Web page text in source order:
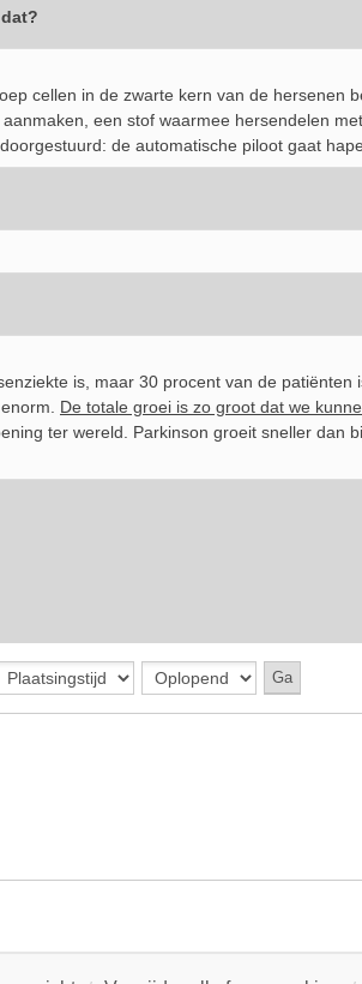
cellen in de zwarte kern van de hersenen
een stof waarmee hersendelen
de automatische piloot gaat
is, maar 30 procent van de patiënten
De totale groei is zo groot dat we
ter wereld. Parkinson groeit sneller dan